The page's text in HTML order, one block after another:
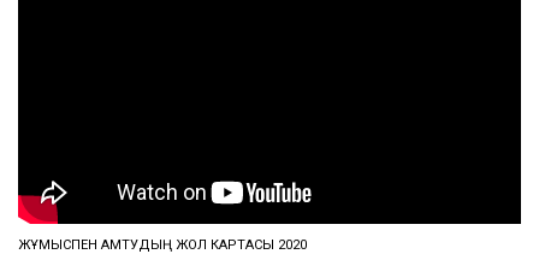
ЖҰМЫСПЕН ҚАМТУДЫҢ ЖОЛ КАРТАСЫ 2020